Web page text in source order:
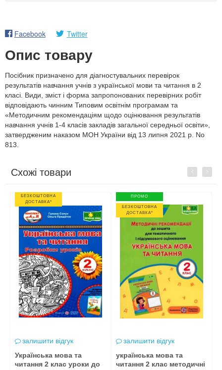
Facebook Twitter
Опис товару
Посібник призначено для діагностувальних перевірок
результатів навчання учнів з української мови та читання в 2
класі. Види, зміст і форма запропонованих перевірних робіт
відповідають чинним Типовим освітнім програмам та
«Методичним рекомендаціям щодо оцінювання результатів
навчання учнів 1-4 класів закладів загальної середньої освіти»,
затвердженим наказом МОН України від 13 липня 2021 р. No
813.
Схожі товари Previous
БЕЗКОШТОВНА
ДОСТАВКА*
залишити відгук
Українська мова та
читання 2 клас уроки до
ПРОМО
БЕЗКОШТОВНА
ДОСТАВКА*
залишити відгук
українська мова та
читання 2 клас методичні
Next